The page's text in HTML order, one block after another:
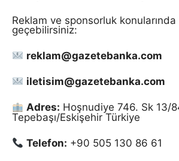
Reklam ve sponsorluk
geçebilirsiniz:
reklam@gazetebanka.com
iletisim@gazetebanka.com
Adres: Hoşnudiye 746. Sk 13/
Tepebaşı/Eskişehir Türkiye
Telefon: +90 505 130 86 61